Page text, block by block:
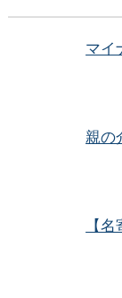
マイ
親の
【